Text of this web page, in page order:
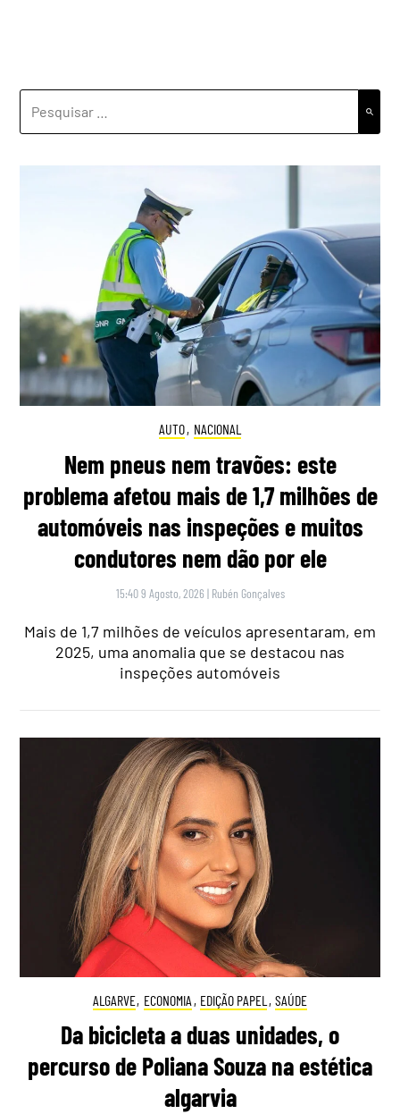
AUTO, NACIONAL
Nem pneus nem travões: este
problema afetou mais de 1,7 milhões de
automóveis nas inspeções e muitos
condutores nem dão por ele
15:40 9 Agosto, 2026 | Rubén Gonçalves
Mais de 1,7 milhões de veículos apresentaram, em
2025, uma anomalia que se destacou nas
inspeções automóveis
ALGARVE, ECONOMIA , EDIÇÃO PAPEL , SAÚDE
Da bicicleta a duas unidades, o
percurso de Poliana Souza na estética
algarvia